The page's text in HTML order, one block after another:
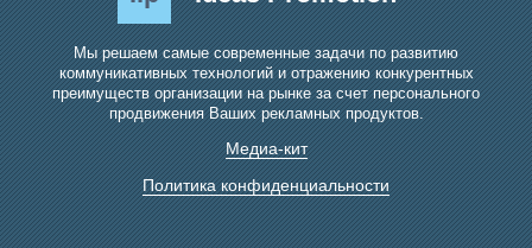
Мы решаем самые современные задачи по развитию
коммуникативных технологий и отражению конкурентных
преимуществ организации на рынке за счет персонального
продвижения Ваших рекламных продуктов.
Медиа-кит
Политика конфиденциальности